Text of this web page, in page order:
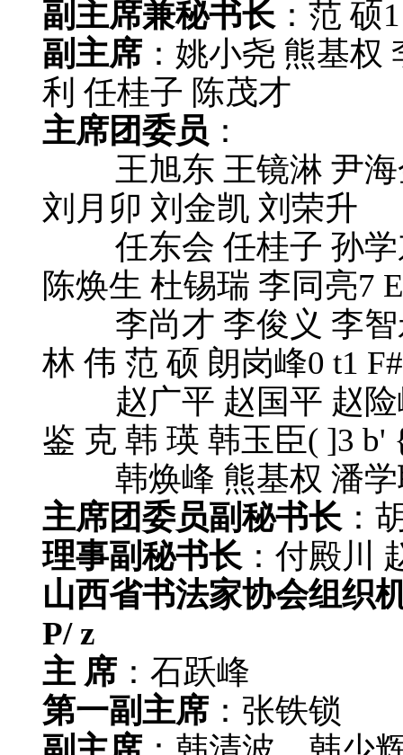
副主席兼秘书长 ：范 硕
副主席 ：姚小尧 熊基
利 任桂子 陈茂才
主席团委员 ：
王旭东 王镜淋 尹海
刘月卯 刘金凯 刘荣升
任东会 任桂子 孙学
陈焕生 杜锡瑞 李同亮7
李尚才 李俊义 李智
林 伟 范 硕 朗岗峰0 t1
赵广平 赵国平 赵险
鉴 克 韩 瑛 韩玉臣( ]3 b'
韩焕峰 熊基权 潘学
主席团委员副秘书长 ：
理事副秘书长 ：付殿川
山西省书法家协会组织
P/ z
主 席 ：石跃峰
第一副主席 ：张铁锁